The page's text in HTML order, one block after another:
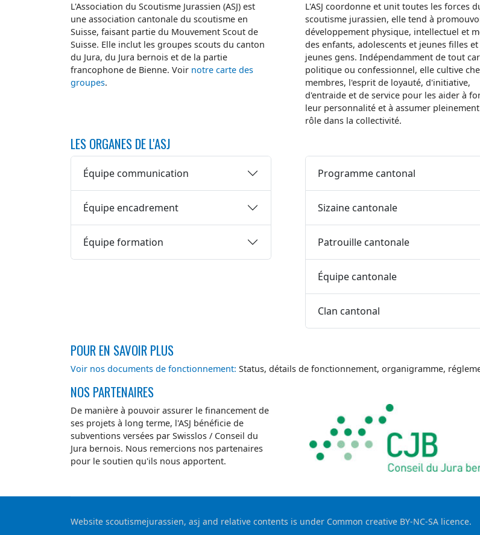
L'Association du Scoutisme Jurassien (ASJ) est
une association cantonale du scoutisme en
Suisse, faisant partie du Mouvement Scout de
Suisse. Elle inclut les groupes scouts du canton
du Jura, du Jura bernois et de la partie
francophone de Bienne. Voir notre carte des
groupes.
L'ASJ coordonne et unit toutes les forces
scoutisme jurassien, elle tend à
développement physique, intellectuel et
des enfants, adolescents et jeunes filles et
jeunes gens. Indépendamment de tout
politique ou confessionnel, elle cultive
membres, l'esprit de loyauté, d'initiative,
d'entraide et de service pour les aider à
leur personnalité et à assumer
rôle dans la collectivité.
LES ORGANES DE L'ASJ
Équipe communication
Équipe encadrement
Équipe formation
Programme cantonal
Sizaine cantonale
Patrouille cantonale
Équipe cantonale
Clan cantonal
POUR EN SAVOIR PLUS
Voir nos documents de fonctionnement: Status, détails de fonctionnement, organigramme,
NOS PARTENAIRES
De manière à pouvoir assurer le financement de
ses projets à long terme, l'ASJ bénéficie de
subventions versées par Swisslos / Conseil du
Jura bernois. Nous remercions nos partenaires
pour le soutien qu'ils nous apportent.
Website scoutismejurassien, asj and relative contents is under Common creative BY-NC-SA licence.